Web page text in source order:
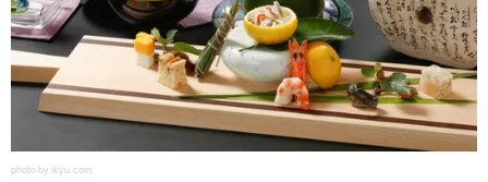
photo by ikyu.com